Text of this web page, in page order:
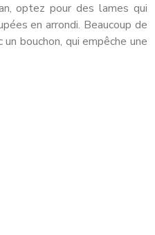
optez pour des lames qui
en arrondi. Beaucoup de
bouchon, qui empêche une